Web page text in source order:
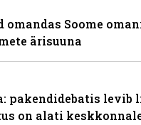
omandas Soome
ärisuuna
pakendidebatis levib
on alati